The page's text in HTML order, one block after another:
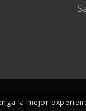
de Suelos
la mejor